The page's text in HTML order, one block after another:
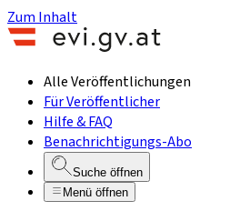
Zum Inhalt
Alle Veröffentlichungen
Für Veröffentlicher
Hilfe & FAQ
Benachrichtigungs-Abo
Suche öffnen
Menü öffnen